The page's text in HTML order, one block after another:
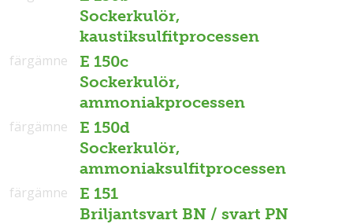
Sockerkulör,
kaustiksulfitprocessen
E 150c
Sockerkulör,
ammoniakprocessen
färgämne
E 150d
Sockerkulör,
ammoniaksulfitprocessen
färgämne
E 151
Briljantsvart BN / svart PN
färgämne